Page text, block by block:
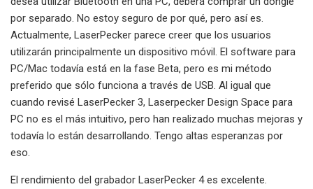
por separado. No estoy seguro de por qué, pero así es.
Actualmente, LaserPecker parece creer que los usuarios
utilizarán principalmente un dispositivo móvil. El software para
PC/Mac todavía está en la fase Beta, pero es mi método
preferido que sólo funciona a través de USB. Al igual que
cuando revisé LaserPecker 3, Laserpecker Design Space para
PC no es el más intuitivo, pero han realizado muchas mejoras y
todavía lo están desarrollando. Tengo altas esperanzas por
eso.
El rendimiento del grabador LaserPecker 4 es excelente.